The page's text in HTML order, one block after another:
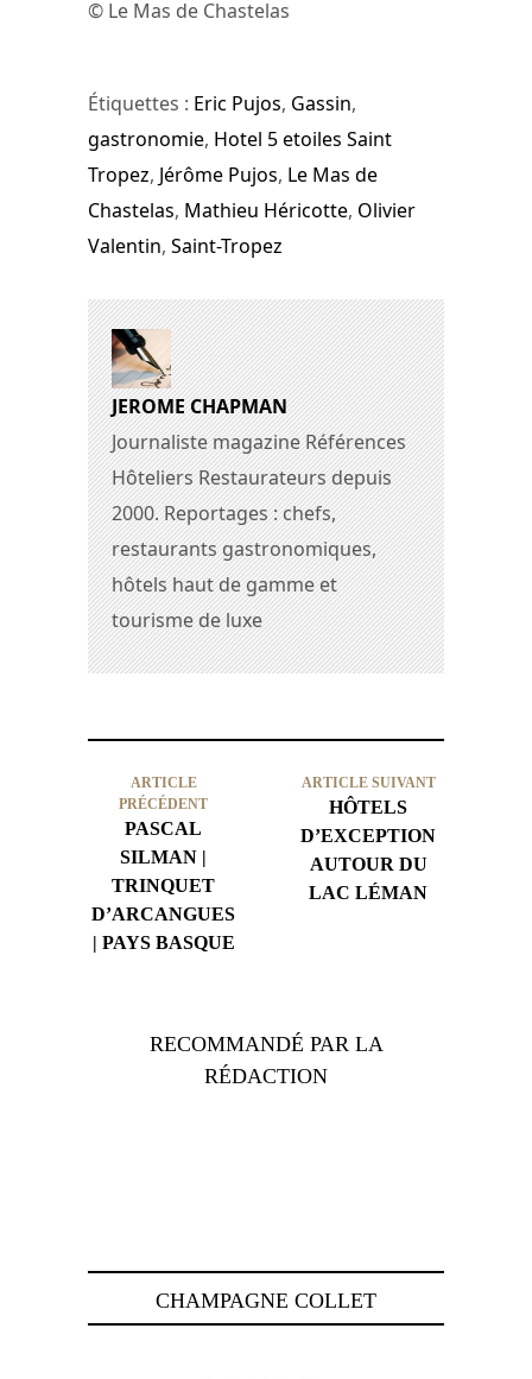
© Le Mas de Chastelas
Étiquettes : Eric Pujos, Gassin,
gastronomie, Hotel 5 etoiles Saint
Tropez, Jérôme Pujos, Le Mas de
Chastelas, Mathieu Héricotte, Olivier
Valentin, Saint-Tropez
JEROME CHAPMAN
Journaliste magazine Références
Hôteliers Restaurateurs depuis
2000. Reportages : chefs,
restaurants gastronomiques,
hôtels haut de gamme et
tourisme de luxe
ARTICLE
PRÉCÉDENT
PASCAL
SILMAN |
TRINQUET
D’ARCANGUES
| PAYS BASQUE
ARTICLE SUIVANT
HÔTELS
D’EXCEPTION
AUTOUR DU
LAC LÉMAN
RECOMMANDÉ PAR LA
RÉDACTION
CHAMPAGNE COLLET